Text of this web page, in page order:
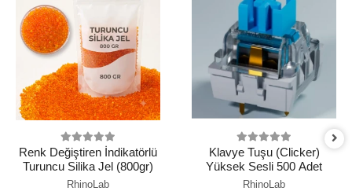
Renk Değiştiren İndikatörlü
Turuncu Silika Jel (800gr)
RhinoLab
Klavye Tuşu (Clicker)
Yüksek Sesli 500 Adet
RhinoLab